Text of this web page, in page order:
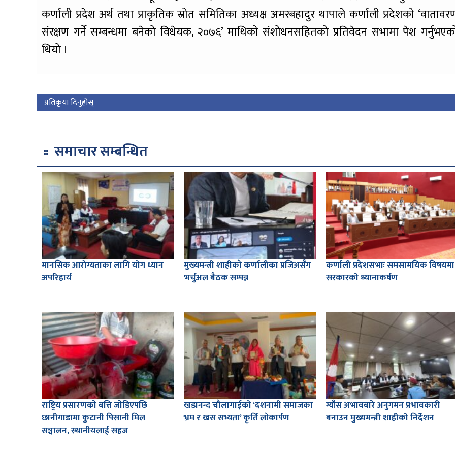
कर्णाली प्रदेश अर्थ तथा प्राकृतिक स्रोत समितिका अध्यक्ष अमरबहादुर थापाले कर्णाली प्रदेशको
संरक्षण गर्ने सम्बन्धमा बनेको विधेयक, २०७६’ माथिको संशोधनसहितको प्रतिवेदन सभामा पेश
थियो ।
प्रतिकृया दिनुहोस्
समाचार सम्बन्धित
मानसिक आरोग्यताका लागि योग ध्यान
अपरिहार्य
मुख्यमन्त्री शाहीकाे कर्णालीका प्रजिअसँग
भर्चुअल बैठक सम्पन्न
कर्णाली प्रदेशसभाः समसामयिक विषयमा
सरकारको ध्यानाकर्षण
राष्ट्रिय प्रसारणकाे बत्ति जाेडिएपछि
छानीगाडामा कुटानी पिसानी मिल
सञ्चालन, स्थानीयलाई सहज
खडानन्द चौलागाईको ‘दशनामी समाजका
भ्रम र खस सभ्यता’ कृर्ति लाेकार्पण
ग्याँस अभावबारे अनुगमन प्रभावकारी
बनाउन मुख्यमन्त्री शाहीको निर्देशन